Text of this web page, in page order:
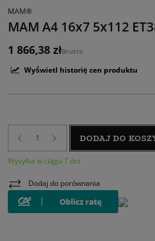
MAM®
MAM A4 16x7 5x112
1 866,38 złBrutto
Wyświetl historię cen produktu
DODAJ DO
Wysyłka w ciągu 7 dni
Dodaj do porównania